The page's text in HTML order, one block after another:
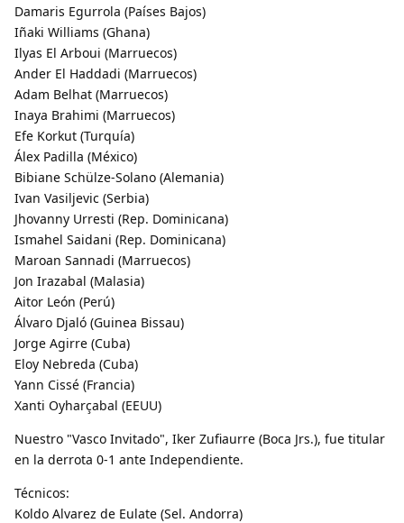
Damaris Egurrola (Países Bajos)
Iñaki Williams (Ghana)
Ilyas El Arboui (Marruecos)
Ander El Haddadi (Marruecos)
Adam Belhat (Marruecos)
Inaya Brahimi (Marruecos)
Efe Korkut (Turquía)
Álex Padilla (México)
Bibiane Schülze-Solano (Alemania)
Ivan Vasiljevic (Serbia)
Jhovanny Urresti (Rep. Dominicana)
Ismahel Saidani (Rep. Dominicana)
Maroan Sannadi (Marruecos)
Jon Irazabal (Malasia)
Aitor León (Perú)
Álvaro Djaló (Guinea Bissau)
Jorge Agirre (Cuba)
Eloy Nebreda (Cuba)
Yann Cissé (Francia)
Xanti Oyharçabal (EEUU)
Nuestro "Vasco Invitado", Iker Zufiaurre (Boca Jrs.), fue titular
en la derrota 0-1 ante Independiente.
Técnicos:
Koldo Alvarez de Eulate (Sel. Andorra)